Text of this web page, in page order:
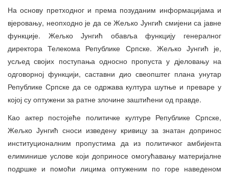
На основу претходног и према позуданим информацијама и
вјеровању, неопходно је да се Жељко Јунгић смијени са јавне
функције. Жељко Јунгић обавља функцију генералног
директора Телекома Републике Српске. Жељко Јунгић је,
усљед својих поступања односно пропуста у дјеловању на
одговорној функцији, саставни дио свеопштег плана унутар
Републике Српске да се одржава култура шутње и преваре у
којој су оптужени за ратне злочине заштићени од правде.
Као актер постојеће политичке културе Републике Српске,
Жељко Јунгић сноси изведену кривицу за знатан допринос
институционалним пропустима да из политичког амбијента
елиминише услове који доприносе омогућавању материјалне
подршке и помоћи лицима оптуженим по горе наведеном